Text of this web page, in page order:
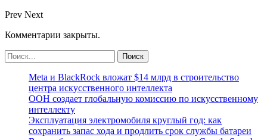
Prev Next
Комментарии закрыты.
Meta и BlackRock вложат $14 млрд в строительство
центра искусственного интеллекта
ООН создает глобальную комиссию по искусственному
интеллекту
Эксплуатация электромобиля круглый год: как
сохранить запас хода и продлить срок службы батареи